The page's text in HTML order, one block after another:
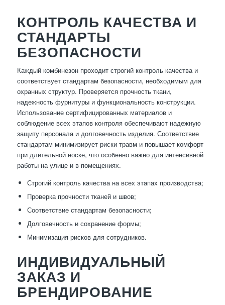
КОНТРОЛЬ КАЧЕСТВА И
СТАНДАРТЫ
БЕЗОПАСНОСТИ
Каждый комбинезон проходит строгий контроль качества и
соответствует стандартам безопасности, необходимым для
охранных структур. Проверяется прочность ткани,
надежность фурнитуры и функциональность конструкции.
Использование сертифицированных материалов и
соблюдение всех этапов контроля обеспечивают надежную
защиту персонала и долговечность изделия. Соответствие
стандартам минимизирует риски травм и повышает комфорт
при длительной носке, что особенно важно для интенсивной
работы на улице и в помещениях.
Строгий контроль качества на всех этапах производства;
Проверка прочности тканей и швов;
Соответствие стандартам безопасности;
Долговечность и сохранение формы;
Минимизация рисков для сотрудников.
ИНДИВИДУАЛЬНЫЙ
ЗАКАЗ И
БРЕНДИРОВАНИЕ